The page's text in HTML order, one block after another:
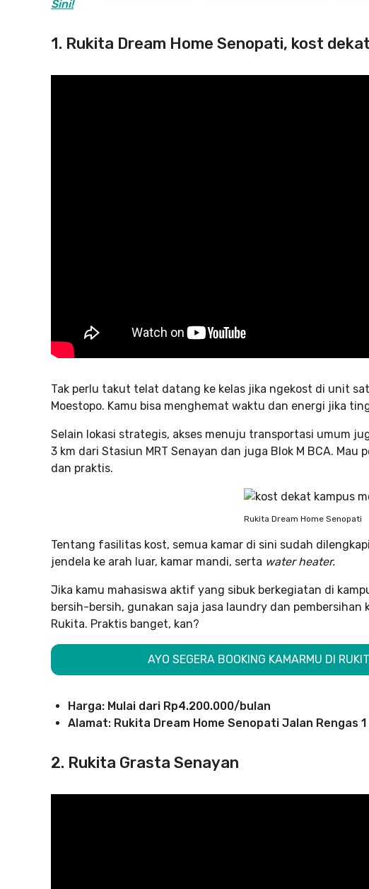
Sini!
1. Rukita Dream Home Senopati, kost
Tak perlu takut telat datang ke kelas jika ngekost di unit
Moestopo. Kamu bisa menghemat waktu dan energi jika
Selain lokasi strategis, akses menuju transportasi umum
3 km dari Stasiun MRT Senayan dan juga Blok M BCA.
dan praktis.
Rukita Dream Home Senopati
Tentang fasilitas kost, semua kamar di sini sudah
jendela ke arah luar, kamar mandi, serta water heater.
Jika kamu mahasiswa aktif yang sibuk berkegiatan di
bersih-bersih, gunakan saja jasa laundry dan pembersihan
Rukita. Praktis banget, kan?
AYO SEGERA BOOKING KAMARMU DI
Harga: Mulai dari Rp4.200.000/bulan
Alamat: Rukita Dream Home Senopati Jalan Rengas
2. Rukita Grasta Senayan